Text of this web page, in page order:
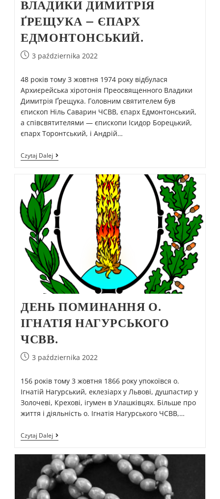
ВЛАДИКИ ДИМИТРІЯ
ҐРЕЩУКА – ЄПАРХ
ЕДМОНТОНСЬКИЙ.
3 października 2022
48 років тому 3 жовтня 1974 року відбулася
Архиєрейська хіротонія Преосвященного Владики
Димитрія Ґрещука. Головним святителем був
єпископ Ніль Саварин ЧСВВ, єпарх Едмонтонський,
а співсвятителями — єпископи Ісидор Борецький,
єпарх Торонтський, і Андрій…
Czytaj Dalej
ДЕНЬ ПОМИНАННЯ О.
ІГНАТІЯ НАГУРСЬКОГО
ЧСВВ.
3 października 2022
156 років тому 3 жовтня 1866 року упокоївся о.
Ігнатій Нагурський, еклезіарх у Львові, душпастир у
Золочеві, Крехові, ігумен в Улашківцях. Більше про
життя і діяльність о. Ігнатія Нагурського ЧСВВ,…
Czytaj Dalej